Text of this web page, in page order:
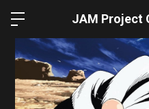
JAM Project